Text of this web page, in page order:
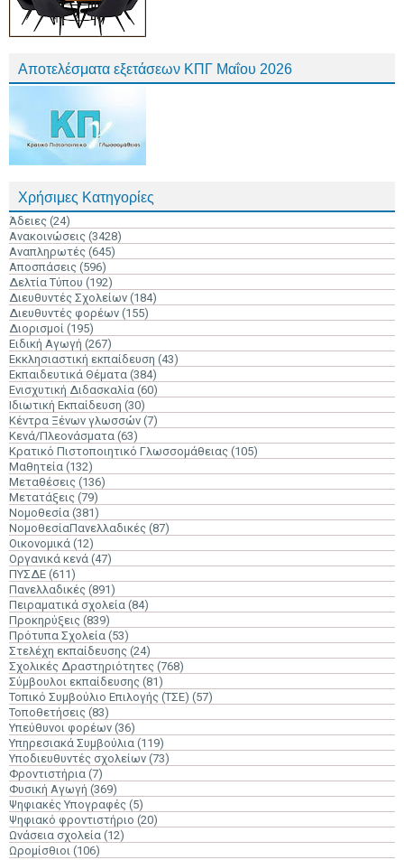
Αποτελέσματα εξετάσεων ΚΠΓ Μαΐου 2026
Χρήσιμες Κατηγορίες
Άδειες (24)
Ανακοινώσεις (3428)
Αναπληρωτές (645)
Αποσπάσεις (596)
Δελτία Τύπου (192)
Διευθυντές Σχολείων (184)
Διευθυντές φορέων (155)
Διορισμοί (195)
Ειδική Αγωγή (267)
Εκκλησιαστική εκπαίδευση (43)
Εκπαιδευτικά Θέματα (384)
Ενισχυτική Διδασκαλία (60)
Ιδιωτική Εκπαίδευση (30)
Κέντρα Ξένων γλωσσών (7)
Κενά/Πλεονάσματα (63)
Κρατικό Πιστοποιητικό Γλωσσομάθειας (105)
Μαθητεία (132)
Μεταθέσεις (136)
Μετατάξεις (79)
Νομοθεσία (381)
ΝομοθεσίαΠανελλαδικές (87)
Οικονομικά (12)
Οργανικά κενά (47)
ΠΥΣΔΕ (611)
Πανελλαδικές (891)
Πειραματικά σχολεία (84)
Προκηρύξεις (839)
Πρότυπα Σχολεία (53)
Στελέχη εκπαίδευσης (24)
Σχολικές Δραστηριότητες (768)
Σύμβουλοι εκπαίδευσης (81)
Τοπικό Συμβούλιο Επιλογής (ΤΣΕ) (57)
Τοποθετήσεις (83)
Υπεύθυνοι φορέων (36)
Υπηρεσιακά Συμβούλια (119)
Υποδιευθυντές σχολείων (73)
Φροντιστήρια (7)
Φυσική Αγωγή (369)
Ψηφιακές Υπογραφές (5)
Ψηφιακό φροντιστήριο (20)
Ωνάσεια σχολεία (12)
Ωρομίσθιοι (106)